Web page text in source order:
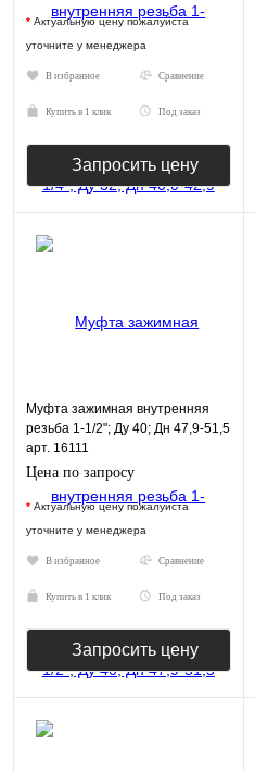
* Актуальную цену пожалуйста
уточните у менеджера
В избранное Сравнение
Купить в 1 клик Под заказ
Запросить цену
Муфта зажимная внутренняя
резьба 1-1/2"; Ду 40; Дн 47,9-51,5
арт. 16111
Цена по запросу
* Актуальную цену пожалуйста
уточните у менеджера
В избранное Сравнение
Купить в 1 клик Под заказ
Запросить цену